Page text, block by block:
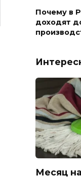
Почему в
доходят
Месяц